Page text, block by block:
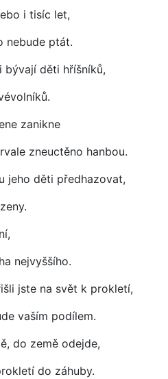
i tisíc let,
nebude ptát.
bývají děti hříšníků,
zanikne
zneuctěno hanbou.
jeho děti předhazovat,
nejvyššího.
jste na svět k prokletí,
vaším podílem.
do země odejde,
do záhuby.